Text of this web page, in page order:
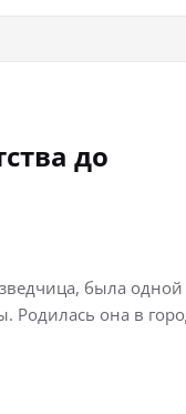
до
была
Родилась она в